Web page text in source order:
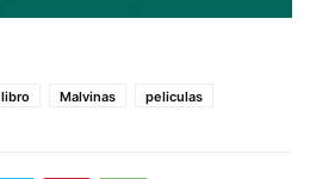
libro Malvinas peliculas